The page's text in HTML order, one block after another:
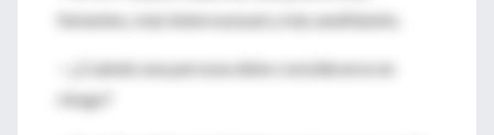
femenino, más heterosexual y más analfabeto.
—¿Cuándo una persona debe considerarse en
riesgo?